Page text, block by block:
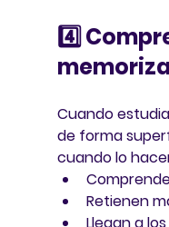
4️⃣
Cuando
de forma
cuando lo
Retienen